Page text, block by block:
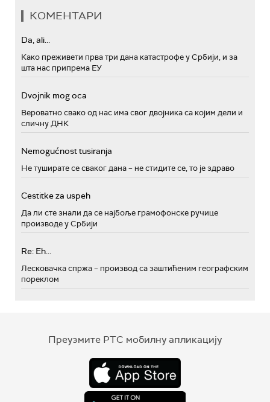
КОМЕНТАРИ
Da, ali...
Како преживети прва три дана катастрофе у Србији, и за
шта нас припрема ЕУ
Dvojnik mog oca
Вероватно свако од нас има свог двојника са којим дели и
сличну ДНК
Nemogućnost tusiranja
Не туширате се сваког дана – не стидите се, то је здраво
Cestitke za uspeh
Да ли сте знали да се најбоље грамофонске ручице
производе у Србији
Re: Eh...
Лесковачка спржа – производ са заштићеним географским
пореклом
Преузмите РТС мобилну апликацију